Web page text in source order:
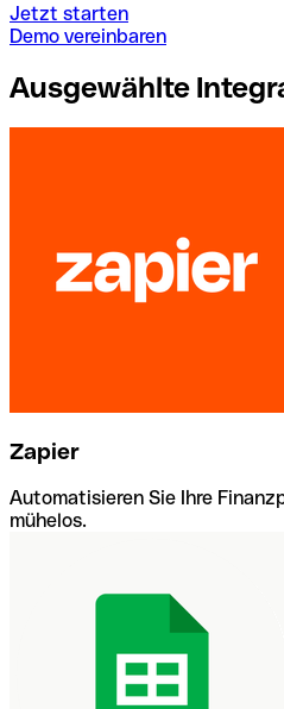
Jetzt starten
Demo vereinbaren
Ausgewählte
Zapier
Automatisieren Sie Ihre
mühelos.